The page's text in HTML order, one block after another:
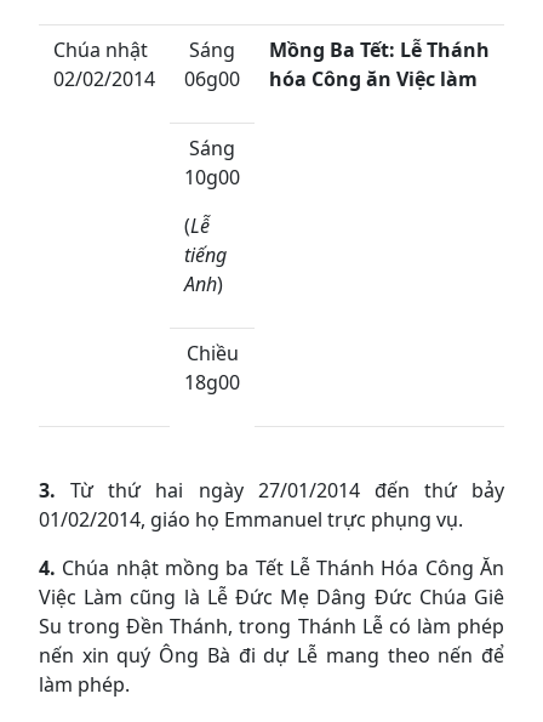
Chúa nhật
02/02/2014
Sáng
06g00
Mồng Ba Tết: Lễ Thánh
hóa Công ăn Việc làm
Sáng
10g00
(Lễ
tiếng
Anh)
Chiều
18g00
3. Từ thứ hai ngày 27/01/2014 đến thứ bảy
01/02/2014, giáo họ Emmanuel trực phụng vụ.
4. Chúa nhật mồng ba Tết Lễ Thánh Hóa Công Ăn
Việc Làm cũng là Lễ Đức Mẹ Dâng Đức Chúa Giê
Su trong Đền Thánh, trong Thánh Lễ có làm phép
nến xin quý Ông Bà đi dự Lễ mang theo nến để
làm phép.